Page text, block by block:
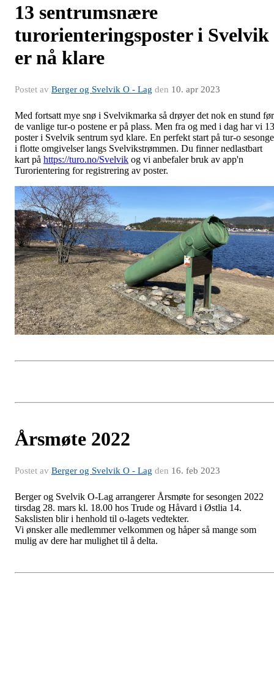
13 sentrumsnære
turorienteringsposter i Svelvik
er nå klare
Postet av Berger og Svelvik O - Lag den 10. apr 2023
Med fortsatt mye snø i Svelvikmarka så drøyer det nok en stund før
de vanlige tur-o postene er på plass. Men fra og med i dag har vi 13
poster i Svelvik sentrum syd klare. En perfekt start på tur-o
i flotte omgivelser langs Svelvikstrømmen. Du finner nedlastbart
kart på https://turo.no/Svelvik og vi anbefaler bruk av app'n
Turorientering for registrering av poster.
Årsmøte 2022
Postet av Berger og Svelvik O - Lag den 16. feb 2023
Berger og Svelvik O-Lag arrangerer Årsmøte for sesongen 2022
tirsdag 28. mars kl. 18.00 hos Trude og Håvard i Østlia 14.
Sakslisten blir i henhold til o-lagets vedtekter.
Vi ønsker alle medlemmer velkommen og håper så mange som
mulig av dere har mulighet til å delta.